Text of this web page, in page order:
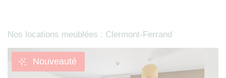
Nos locations meublées : Clermont-Ferrand
Nouveauté